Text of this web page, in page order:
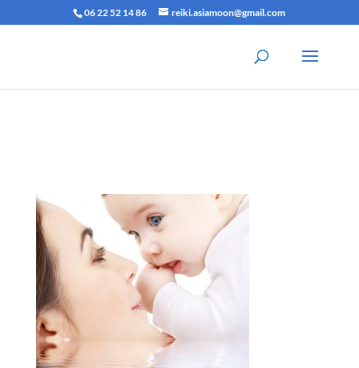
06 22 52 14 86 reiki.asiamoon@gmail.com